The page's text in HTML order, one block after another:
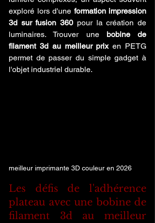
exploré lors d'une formation impression
3d sur fusion 360 pour la création de
luminaires. Trouver une bobine de
filament 3d au meilleur prix en PETG
permet de passer du simple gadget à
l'objet industriel durable.
meilleur imprimante 3D couleur en 2026
Les défis de l'adhérence
plateau avec une bobine de
filament 3d au meilleur